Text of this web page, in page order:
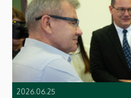
2026.06.25